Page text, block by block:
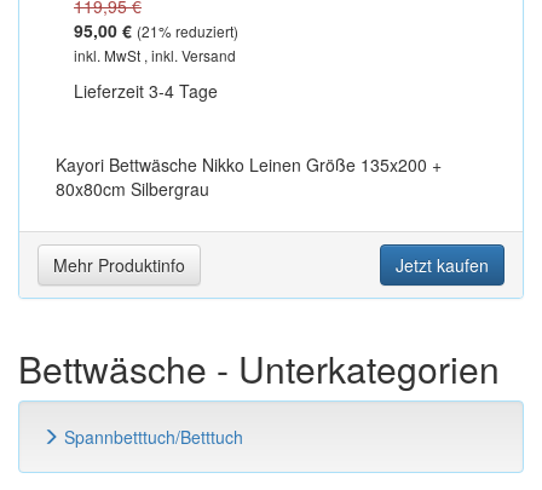
119,95 €
95,00 € (21% reduziert)
inkl. MwSt , inkl. Versand
Lieferzeit 3-4 Tage
Kayori Bettwäsche Nikko Leinen Größe 135x200 +
80x80cm Silbergrau
Mehr Produktinfo Jetzt kaufen
Bettwäsche - Unterkategorien
Spannbetttuch/Betttuch